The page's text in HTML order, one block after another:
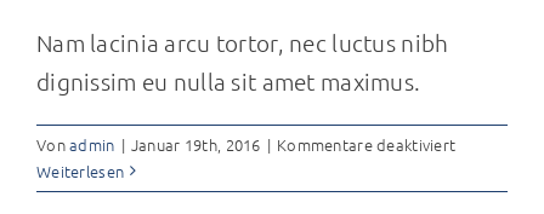
Nam lacinia arcu tortor, nec luctus nibh
dignissim eu nulla sit amet maximus.
Vonadmin | Januar 19th, 2016 | Kommentare deaktiviertfür
consectetur
Weiterlesen